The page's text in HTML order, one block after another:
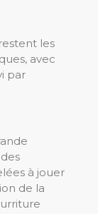
les
avec
par
à jouer
de la